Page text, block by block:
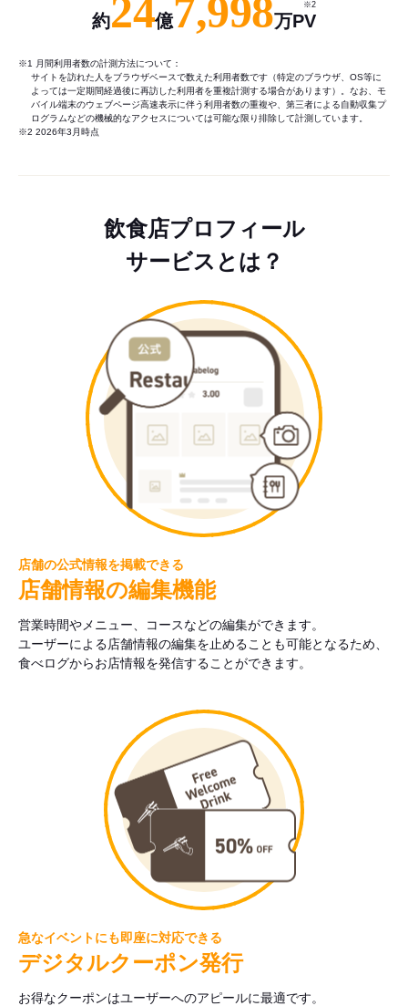
約24億7,998万PV
※2
※1 月間利用者数の計測方法について：
サイトを訪れた人をブラウザベースで数えた利用者数です（特定のブラウザ、OS等に
よっては一定期間経過後に再訪した利用者を重複計測する場合があります）。なお、モ
バイル端末のウェブページ高速表示に伴う利用者数の重複や、第三者による自動収集プ
ログラムなどの機械的なアクセスについては可能な限り排除して計測しています。
※2 2026年3月時点
飲食店プロフィール
サービスとは？
店舗の公式情報を掲載できる
店舗情報の編集機能
営業時間やメニュー、コースなどの編集ができます。
ユーザーによる店舗情報の編集を止めることも可能となるため、
食べログからお店情報を発信することができます。
急なイベントにも即座に対応できる
デジタルクーポン発行
お得なクーポンはユーザーへのアピールに最適です。